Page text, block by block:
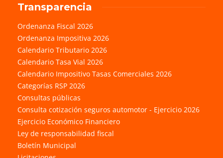
Transparencia
Ordenanza Fiscal 2026
Ordenanza Impositiva 2026
Calendario Tributario 2026
Calendario Tasa Vial 2026
Calendario Impositivo Tasas Comerciales 2026
Categorías RSP 2026
Consultas públicas
Consulta cotización seguros automotor - Ejercicio 2026
Ejercicio Económico Financiero
Ley de responsabilidad fiscal
Boletín Municipal